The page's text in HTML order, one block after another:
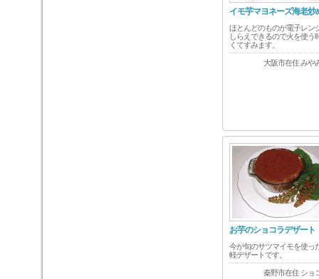
イモ芋マヨネーズ海老炒
ほとんどのものが電子レン
しらえできるので火を使う
くてすみます。
大阪市在住 みや
お芋のショコラデザート
今が旬のサツマイモを使っ
軽デザートです。
秦野市在住 ショ